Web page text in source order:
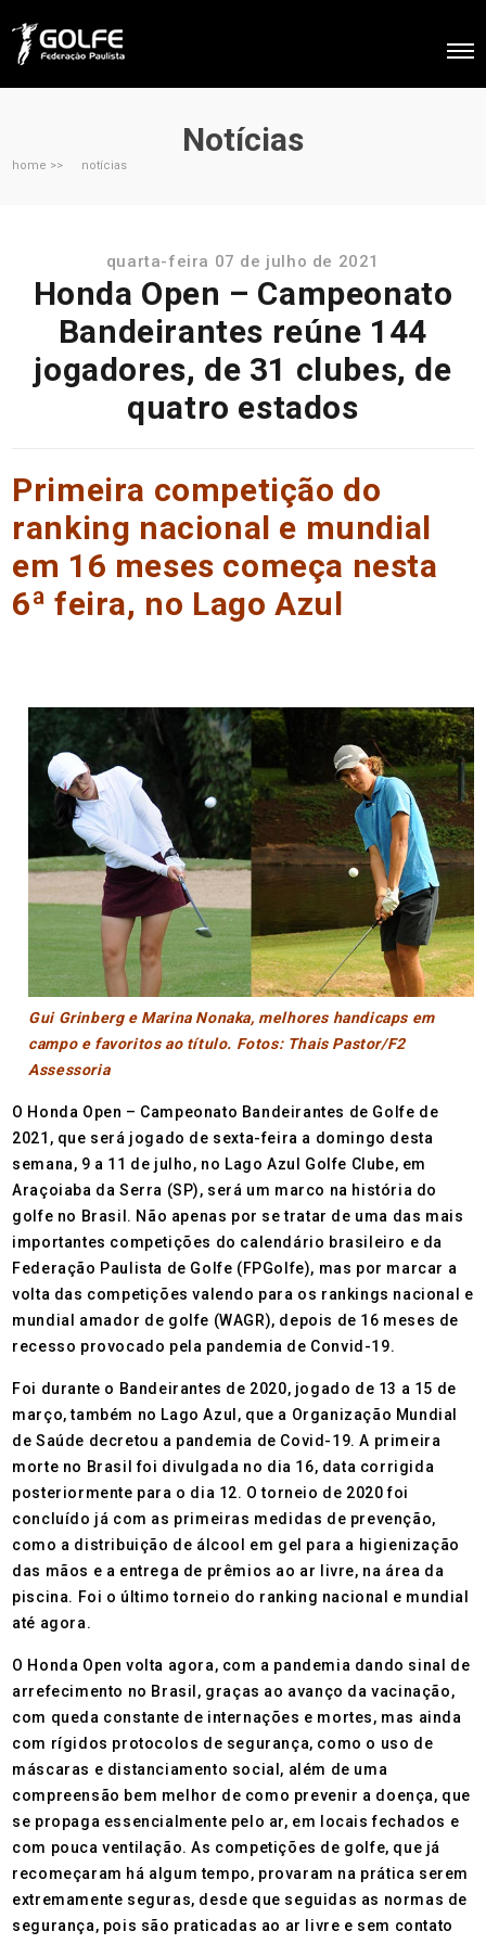
Notícias
home >> notícias
quarta-feira 07 de julho de 2021
Honda Open – Campeonato
Bandeirantes reúne 144
jogadores, de 31 clubes, de
quatro estados
Primeira competição do
ranking nacional e mundial
em 16 meses começa nesta
6ª feira, no Lago Azul
Gui Grinberg e Marina Nonaka, melhores handicaps em
campo e favoritos ao título. Fotos: Thais Pastor/F2
Assessoria
O Honda Open – Campeonato Bandeirantes de Golfe de
2021, que será jogado de sexta-feira a domingo desta
semana, 9 a 11 de julho, no Lago Azul Golfe Clube, em
Araçoiaba da Serra (SP), será um marco na história do
golfe no Brasil. Não apenas por se tratar de uma das mais
importantes competições do calendário brasileiro e da
Federação Paulista de Golfe (FPGolfe), mas por marcar a
volta das competições valendo para os rankings nacional e
mundial amador de golfe (WAGR), depois de 16 meses de
recesso provocado pela pandemia de Convid-19.
Foi durante o Bandeirantes de 2020, jogado de 13 a 15 de
março, também no Lago Azul, que a Organização Mundial
de Saúde decretou a pandemia de Covid-19. A primeira
morte no Brasil foi divulgada no dia 16, data corrigida
posteriormente para o dia 12. O torneio de 2020 foi
concluído já com as primeiras medidas de prevenção,
como a distribuição de álcool em gel para a higienização
das mãos e a entrega de prêmios ao ar livre, na área da
piscina. Foi o último torneio do ranking nacional e mundial
até agora.
O Honda Open volta agora, com a pandemia dando sinal de
arrefecimento no Brasil, graças ao avanço da vacinação,
com queda constante de internações e mortes, mas ainda
com rígidos protocolos de segurança, como o uso de
máscaras e distanciamento social, além de uma
compreensão bem melhor de como prevenir a doença, que
se propaga essencialmente pelo ar, em locais fechados e
com pouca ventilação. As competições de golfe, que já
recomeçaram há algum tempo, provaram na prática serem
extremamente seguras, desde que seguidas as normas de
segurança, pois são praticadas ao ar livre e sem contato